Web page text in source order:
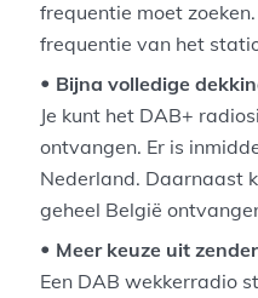
frequentie moet
frequentie van het
Bijna volledige
Je kunt het DAB+
ontvangen. Er is
Nederland. Daarnaast
geheel België
Meer keuze uit
Een DAB wekkerradio